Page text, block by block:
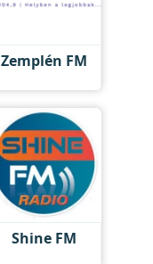
Zemplén FM
Shine FM